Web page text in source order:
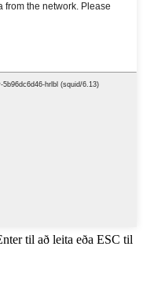
til að leita eða ESC til